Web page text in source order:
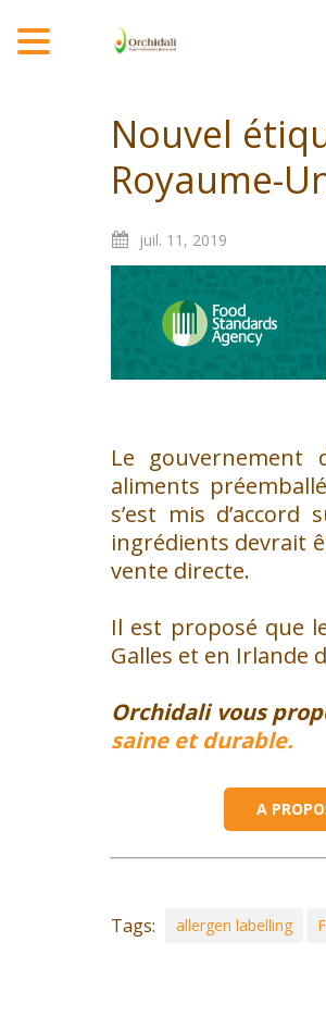
Nouvel
Royaume-
juil. 11, 2019
Le gouvernement
aliments
s’est mis
ingrédients devrait
vente directe.
Il est proposé que
Galles et en Irlande
Orchidali vous
saine et durable.
A
Tags: allergen labelling